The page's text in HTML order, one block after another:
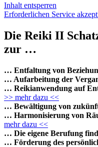
Inhalt entsperren
Erforderlichen Service
Die Reiki II
zur …
… Entfaltung von
… Aufarbeitung der
… Reikianwendung auf
>> mehr dazu <<
… Bewältigung von
… Harmonisierung von
mehr dazu <<
… Die eigene Berufung
… Förderung des